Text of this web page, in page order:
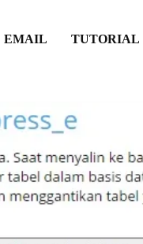
EMAIL TUTORIAL